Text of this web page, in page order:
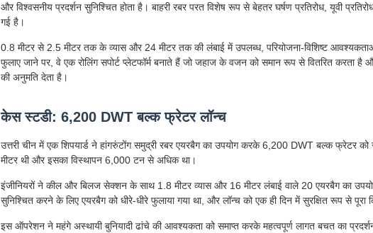
और विश्वसनीय प्रदर्शन सुनिश्चित होता है। बाहरी रबर परत विशेष रूप से बेहतर घर्षण प्रतिरोध, यूवी
गई है।
0.8 मीटर से 2.5 मीटर तक के व्यास और 24 मीटर तक की लंबाई में उपलब्ध, परियोजना-विशिष्ट
फुलाए जाने पर, वे एक रोलिंग सपोर्ट प्लेटफॉर्म बनाते हैं जो जहाज के वजन को समान रूप से वितरित करता है
की अनुमति देता है।
केस स्टडी: 6,200 DWT बल्क फ्रेटर लॉन्च
उत्तरी चीन में एक शिपयार्ड ने हांगरुंटोंग समुद्री रबर एयरबैग का उपयोग करके 6,200 DWT बल्क फ्रेटर
मीटर थी और इसका विस्थापन 6,000 टन से अधिक था।
इंजीनियरों ने कील और बिलज सेक्शन के साथ 1.8 मीटर व्यास और 16 मीटर लंबाई वाले 20 एयरबैग का
सुनिश्चित करने के लिए एयरबैग को धीरे-धीरे फुलाया गया था, और लॉन्च को एक ही दिन में सुरक्षित रूप से पूरा
इस ऑपरेशन ने महंगे अस्थायी बुनियादी ढांचे की आवश्यकता को समाप्त करके महत्वपूर्ण लागत बचत का